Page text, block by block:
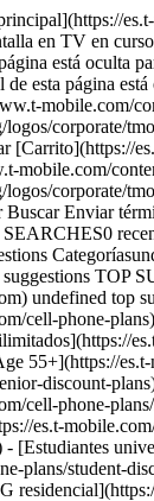
es.t-mobile.com/coverage/coverage-map) - [Qué es 5G](https://es.t-mobile.com/5g) - [Servicio de telefonía por satélite](https://es.t-mobile.com/coverage/satellite-phone-service) - [Zonas rurales y pequeños pueblos](https://es.t-mobile.com/coverage/small-towns-rural-areas) - [Prueba nuestra red](https://es.t-mobile.com/offers/free-trial) - [Noticias sobre 5G](https://es.t-mobile.com/news/category/network) - [Internet residencial](https://es.t-mobile.com/home-internet/eligibility) - [Síguenos](https://es.t-mobile.com/resources/how-to-join-us) Síguenos - Cámbiate a T-Mobile - [Cómo cambiarte](https://es.t-mobile.com/resources/how-to-join-us) - [Trae tu teléfono](https://es.t-mobile.com/resources/bring-your-own-phone) - [Conserva tu número](https://es.t-mobile.com/resources/keep-your-number) - [Cámbiate y quédatelo](https://es.t-mobile.com/switch/keep-phone-switch-from-verizon-or-att) - [Family Freedom](https://es.t-mobile.com/switch/pay-off-carrier-etf-phone-deal) - [Prueba nuestra red](https://es.t-mobile.com/offers/free-trial) - Beneficios para clientes - [Ver todos los beneficios](https://es.t-mobile.com/benefits) - [Encuentra tu razón](https://es.t-mobile.com/membership) - [Televisión y streaming](https://es.t-mobile.com/tv-streaming) - [Beneficios para viajes](https://es.t-mobile.com/benefits/travel) - [Beneficios para conciertos y música](https://es.t-mobile.com/benefits/music-deals) - [Bloquea llamadas fraudulentas](https://es.t-mobile.com/benefits/scam-shield) - [T-Mobile Tuesdays](https://es.t-mobile.com/offers/t-mobile-tuesdays) [Encuentra una tienda](https://es.t-mobile.com/stores/locator?INTNAV=tNav%3AStoreLocator) [Contacto y asistencia](https://es.t-mobile.com/contact-us) Contacto y asistencia - [1-800-T-MOBILE](tel:1-800-866-2453) - [Revisar un pedido](https://es.t-mobile.com/orders/order-status) - [Ayuda y asistencia](https://es.t-mobile.com/support) - Comparte la pantalla con un Experto [Carrito](https://es.t-mobile.com/cart) Buscar Buscar Enviar término de búsqueda Cerrar la búsqueda RECENT SEARCHES0 recent searches POPULAR0 popular search suggestions Categoríasundefined categories Sugerencias0 search suggestions TOP SUGGESTIONS - [](https://es.t-mobile.com) undefined top suggestions Mi cuenta [Ingresar](https://es.t-mobile.com/account/dashboard) [Volver a mi cuenta](https://es.t-mobile.com/account/dashboard) - [Pagar factura](https://es.t-mobile.com/bill/summary) - [Agregar](https://es.t-mobile.com/commerce/device-intent?INTNAV=tNav%3AMyAccount%3AAddALine) - [Actualizar](https://es.t-mobile.com/purchase/shop) - [Revisar un pedido](https://es.t-mobile.com/orders/check-order) - [Pregunta a la comunidad](https://es.t-